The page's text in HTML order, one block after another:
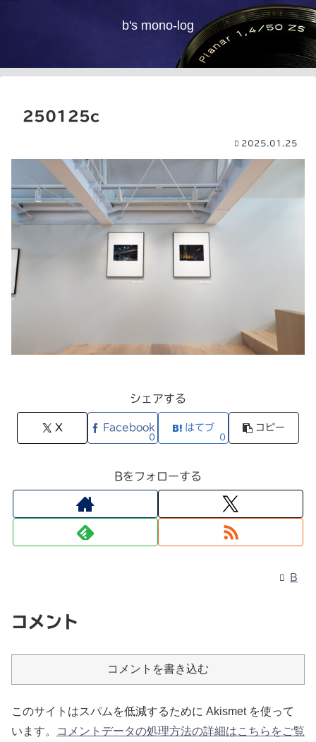
b's mono-log
250125c
2025.01.25
シェアする
X Facebook
0
はてブ
0
コピー
Bをフォローする
B
コメント
コメントを書き込む
このサイトはスパムを低減するために Akismet を使って
います。
コメントデータの処理方法の詳細はこちらをご覧